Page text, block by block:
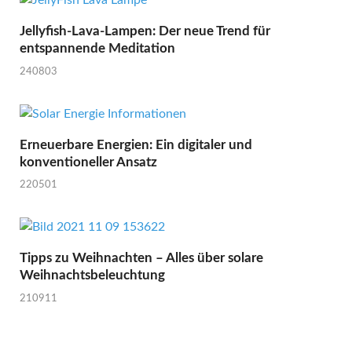
Jellyfish-Lava-Lampen: Der neue Trend für
entspannende Meditation
240803
Erneuerbare Energien: Ein digitaler und
konventioneller Ansatz
220501
Tipps zu Weihnachten – Alles über solare
Weihnachtsbeleuchtung
210911